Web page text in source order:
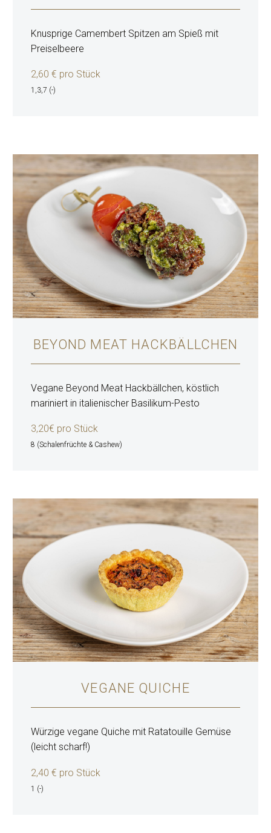
Knusprige Camembert Spitzen am Spieß mit
Preiselbeere
2,60 € pro Stück
1,3,7 (-)
BEYOND MEAT HACKBÄLLCHEN
Vegane Beyond Meat Hackbällchen, köstlich
mariniert in italienischer Basilikum-Pesto
3,20€ pro Stück
8 (Schalenfrüchte & Cashew)
VEGANE QUICHE
Würzige vegane Quiche mit Ratatouille Gemüse
(leicht scharf!)
2,40 € pro Stück
1 (-)